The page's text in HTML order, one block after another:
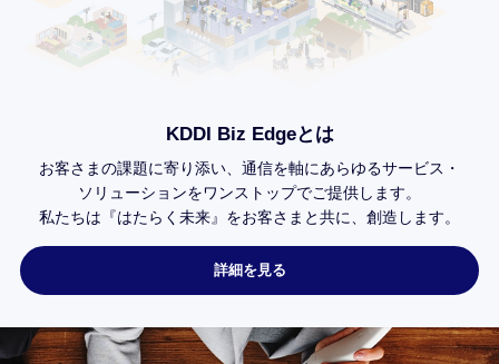
KDDI Biz Edgeとは
お客さまの課題に寄り添い、 通信を軸にあらゆるサービス・
ソリューションをワンストップでご提供します。
私たちは 『はたらく未来』をお客さまと共に、 創造します。
詳細を見る